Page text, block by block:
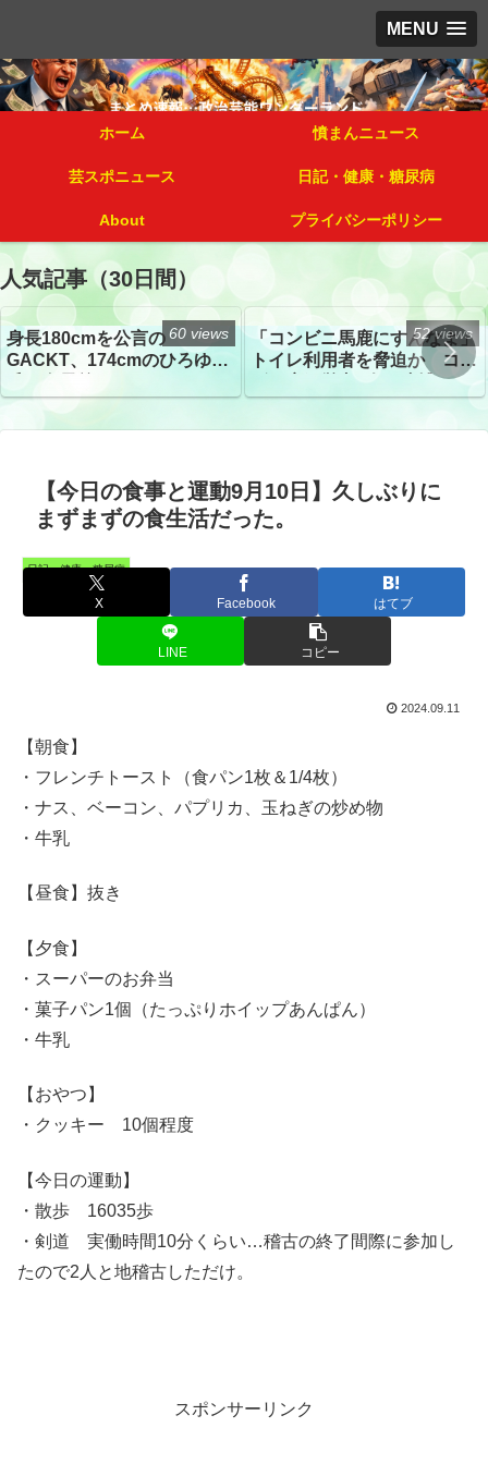
MENU
ホーム 憤まんニュース
芸スポニュース 日記・健康・糖尿病
About プライバシーポリシー
人気記事（30日間）
身長180cmを公言の
GACKT、174cmのひろゆき
トざわつき イベントでの写
真が話題
60 views
「コンビニ馬鹿にすんなよ」
トイレ利用者を脅迫か コン
52 views
【今日の食事と運動9月10日】久しぶりに
まずまずの食生活だった。
日記・健康・糖尿病
X Facebook はてブ
LINE コピー
2024.09.11
【朝食】
・フレンチトースト（食パン1枚＆1/4枚）
・ナス、ベーコン、パプリカ、玉ねぎの炒め物
・牛乳
【昼食】抜き
【夕食】
・スーパーのお弁当
・菓子パン1個（たっぷりホイップあんぱん）
・牛乳
【おやつ】
・クッキー 10個程度
【今日の運動】
・散歩 16035歩
・剣道 実働時間10分くらい…稽古の終了間際に参加し
たので2人と地稽古しただけ。
スポンサーリンク